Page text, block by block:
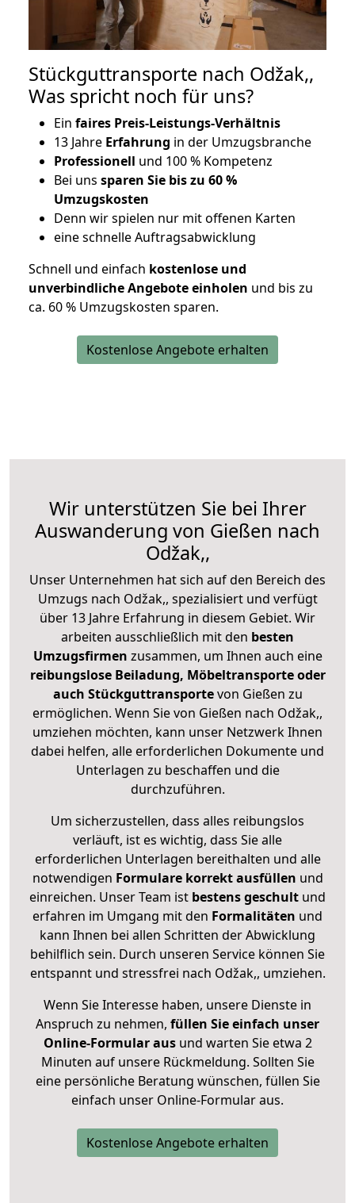
Stückguttransporte nach Odžak,,
Was spricht noch für uns?
Ein faires Preis-Leistungs-Verhältnis
13 Jahre Erfahrung in der Umzugsbranche
Professionell und 100 % Kompetenz
Bei uns sparen Sie bis zu 60 %
Umzugskosten
Denn wir spielen nur mit offenen Karten
eine schnelle Auftragsabwicklung
Schnell und einfach kostenlose und
unverbindliche Angebote einholen und bis zu
ca. 60 % Umzugskosten sparen.
Kostenlose Angebote erhalten
Wir unterstützen Sie bei Ihrer
Auswanderung von Gießen nach
Odžak,,
Unser Unternehmen hat sich auf den Bereich des
Umzugs nach Odžak,, spezialisiert und verfügt
über 13 Jahre Erfahrung in diesem Gebiet. Wir
arbeiten ausschließlich mit den besten
Umzugsfirmen zusammen, um Ihnen auch eine
reibungslose Beiladung, Möbeltransporte oder
auch Stückguttransportevon Gießen zu
ermöglichen. Wenn Sie von Gießen nach Odžak,,
umziehen möchten, kann unser Netzwerk Ihnen
dabei helfen, alle erforderlichen Dokumente und
Unterlagen zu beschaffen und die
durchzuführen.
Um sicherzustellen, dass alles reibungslos
verläuft, ist es wichtig, dass Sie alle
erforderlichen Unterlagen bereithalten und alle
notwendigen Formulare korrekt ausfüllen und
einreichen. Unser Team ist bestens geschult und
erfahren im Umgang mit den Formalitäten und
kann Ihnen bei allen Schritten der Abwicklung
behilflich sein. Durch unseren Service können Sie
entspannt und stressfrei nach Odžak,, umziehen.
Wenn Sie Interesse haben, unsere Dienste in
Anspruch zu nehmen, füllen Sie einfach unser
Online-Formular ausund warten Sie etwa 2
Minuten auf unsere Rückmeldung. Sollten Sie
eine persönliche Beratung wünschen, füllen Sie
einfach unser Online-Formular aus.
Kostenlose Angebote erhalten